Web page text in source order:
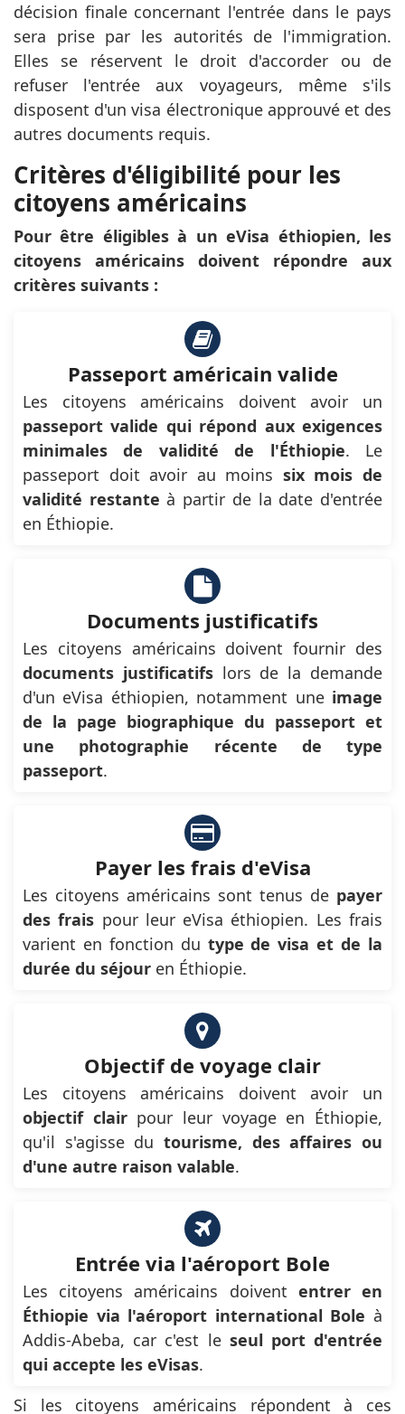
décision finale concernant l'entrée dans le pays
sera prise par les autorités de l'immigration.
Elles se réservent le droit d'accorder ou de
refuser l'entrée aux voyageurs, même s'ils
disposent d'un visa électronique approuvé et des
autres documents requis.
Critères d'éligibilité pour les
citoyens américains
Pour être éligibles à un eVisa éthiopien, les
citoyens américains doivent répondre aux
critères suivants :
Passeport américain valide
Les citoyens américains doivent avoir un
passeport valide qui répond aux exigences
minimales de validité de l'Éthiopie. Le
passeport doit avoir au moins six mois de
validité restante à partir de la date d'entrée
en Éthiopie.
Documents justificatifs
Les citoyens américains doivent fournir des
documents justificatifslors de la demande
d'un eVisa éthiopien, notamment une image
de la page biographique du passeport et
une photographie récente de type
passeport.
Payer les frais d'eVisa
Les citoyens américains sont tenus de payer
des frais pour leur eVisa éthiopien. Les frais
varient en fonction du type de visa et de la
durée du séjour en Éthiopie.
Objectif de voyage clair
Les citoyens américains doivent avoir un
objectif clairpour leur voyage en Éthiopie,
qu'il s'agisse du tourisme, des affaires ou
d'une autre raison valable.
Entrée via l'aéroport Bole
Les citoyens américains doivent entrer en
Éthiopie via l'aéroport international Bole à
Addis-Abeba, car c'est le seul port d'entrée
qui accepte les eVisas.
Si les citoyens américains répondent à ces